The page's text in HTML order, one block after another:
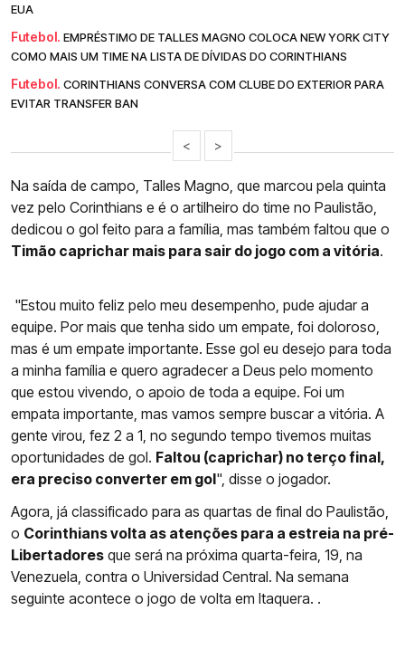
EUA
Futebol. EMPRÉSTIMO DE TALLES MAGNO COLOCA NEW YORK CITY
COMO MAIS UM TIME NA LISTA DE DÍVIDAS DO CORINTHIANS
Futebol. CORINTHIANS CONVERSA COM CLUBE DO EXTERIOR PARA
EVITAR TRANSFER BAN
< >
Na saída de campo, Talles Magno, que marcou pela quinta
vez pelo Corinthians e é o artilheiro do time no Paulistão,
dedicou o gol feito para a família, mas também faltou que o
Timão caprichar mais para sair do jogo com a vitória.
"Estou muito feliz pelo meu desempenho, pude ajudar a
equipe. Por mais que tenha sido um empate, foi doloroso,
mas é um empate importante. Esse gol eu desejo para toda
a minha família e quero agradecer a Deus pelo momento
que estou vivendo, o apoio de toda a equipe. Foi um
empata importante, mas vamos sempre buscar a vitória. A
gente virou, fez 2 a 1, no segundo tempo tivemos muitas
oportunidades de gol. Faltou (caprichar) no terço final,
era preciso converter em gol", disse o jogador.
Agora, já classificado para as quartas de final do Paulistão,
o Corinthians volta as atenções para a estreia na pré-
Libertadores que será na próxima quarta-feira, 19, na
Venezuela, contra o Universidad Central. Na semana
seguinte acontece o jogo de volta em Itaquera. .